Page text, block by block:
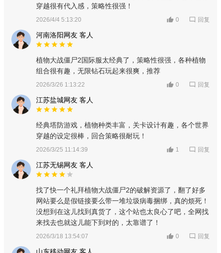
穿越很有代入感，策略性很强！
2026/4/4 5:13:20 0 回复
河南洛阳网友 客人
植物大战僵尸2国际服太经典了，策略性很强，各种植物
组合很有趣，无限钻石玩起来很爽，推荐
2026/3/26 1:13:22 0 回复
江苏盐城网友 客人
经典塔防游戏，植物种类丰富，关卡设计有趣，各个世界
穿越的设定很棒，回合策略很耐玩！
2026/3/25 11:14:39 1 回复
江苏无锡网友 客人
找了快一个礼拜植物大战僵尸2的破解资源了，翻了好多
网站要么是假链接要么带一堆垃圾病毒捆绑，真的烦死！
没想到在这儿找到真货了，这个站也太良心了吧，全网找
来找去也就这儿能下到对的，太靠谱了！
2026/3/18 13:54:07 0 回复
山东移动网友 客人